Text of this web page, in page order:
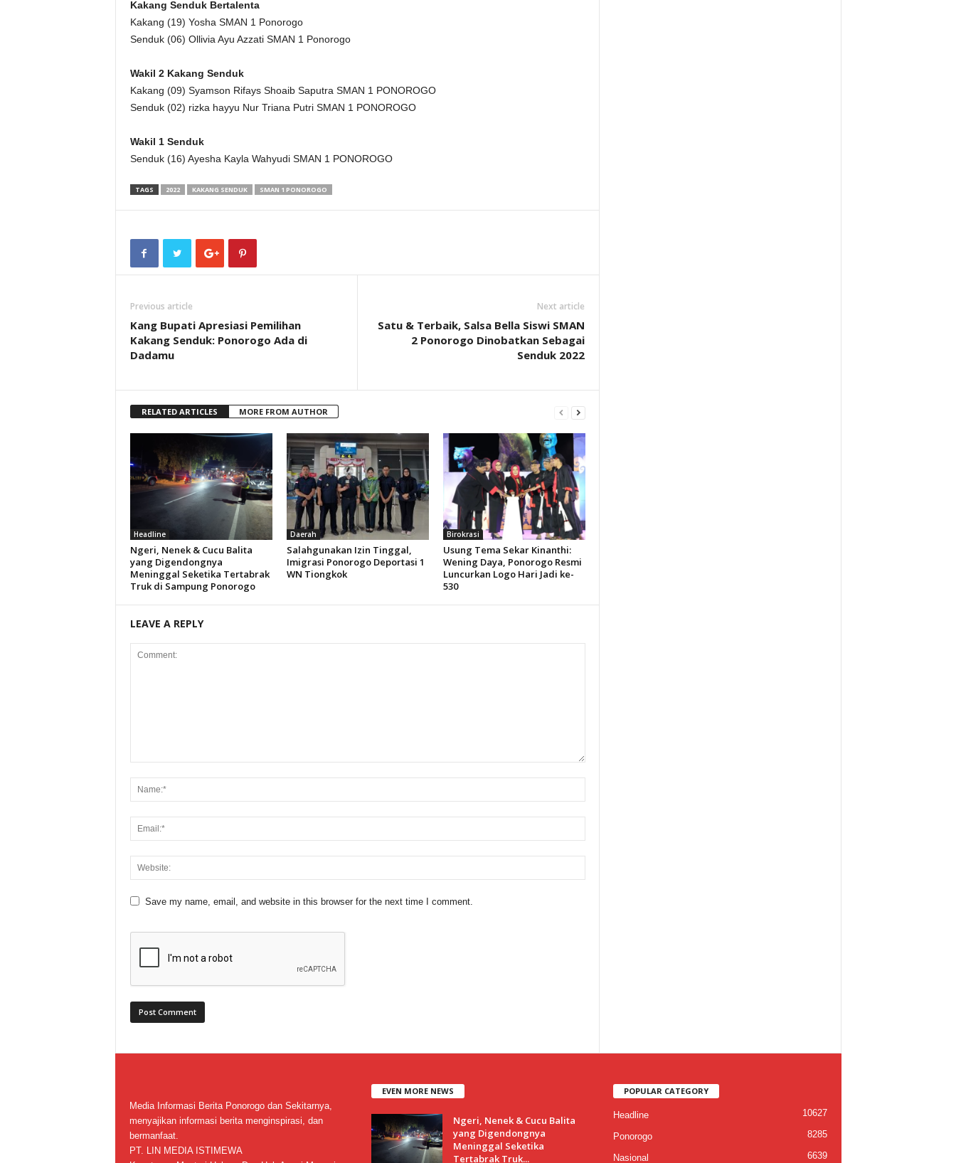
Kakang Senduk Bertalenta
Kakang (19) Yosha SMAN 1 Ponorogo
Senduk (06) Ollivia Ayu Azzati SMAN 1 Ponorogo
Wakil 2 Kakang Senduk
Kakang (09) Syamson Rifays Shoaib Saputra SMAN 1 PONOROGO
Senduk (02) rizka hayyu Nur Triana Putri SMAN 1 PONOROGO
Wakil 1 Senduk
Senduk (16) Ayesha Kayla Wahyudi SMAN 1 PONOROGO
TAGS 2022 KAKANG SENDUK SMAN 1 PONOROGO
Previous article
Kang Bupati Apresiasi Pemilihan
Kakang Senduk: Ponorogo Ada di
Dadamu
Next article
Satu & Terbaik, Salsa Bella Siswi SMAN
2 Ponorogo Dinobatkan Sebagai
Senduk 2022
RELATED ARTICLES MORE FROM AUTHOR
Headline
Ngeri, Nenek & Cucu Balita
yang Digendongnya
Meninggal Seketika Tertabrak
Truk di Sampung Ponorogo
Daerah
Salahgunakan Izin Tinggal,
Imigrasi Ponorogo Deportasi 1
WN Tiongkok
Birokrasi
Usung Tema Sekar Kinanthi:
Wening Daya, Ponorogo Resmi
Luncurkan Logo Hari Jadi ke-
530
LEAVE A REPLY
Save my name, email, and website in this browser for the next time I comment.
Media Informasi Berita Ponorogo dan Sekitarnya,
menyajikan informasi berita menginspirasi, dan
bermanfaat.
PT. LIN MEDIA ISTIMEWA
EVEN MORE NEWS
Ngeri, Nenek & Cucu Balita
yang Digendongnya
Meninggal Seketika
Tertabrak Truk...
POPULAR CATEGORY
Headline 10627
Ponorogo 8285
Nasional 6639